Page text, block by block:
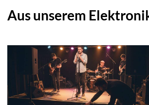
Aus unserem